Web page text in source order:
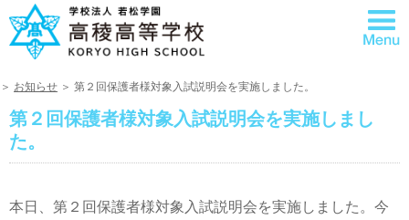
＞ お知らせ ＞ 第２回保護者様対象入試説明会を実施しました。
第２回保護者様対象入試説明会を実施しまし
た。
本日、第２回保護者様対象入試説明会を実施しました。今